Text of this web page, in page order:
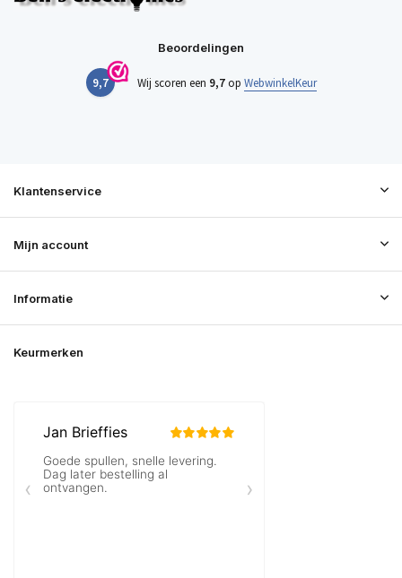
Beoordelingen
9,7 Wij scoren een 9,7op WebwinkelKeur
Klantenservice
Mijn account
Informatie
Keurmerken